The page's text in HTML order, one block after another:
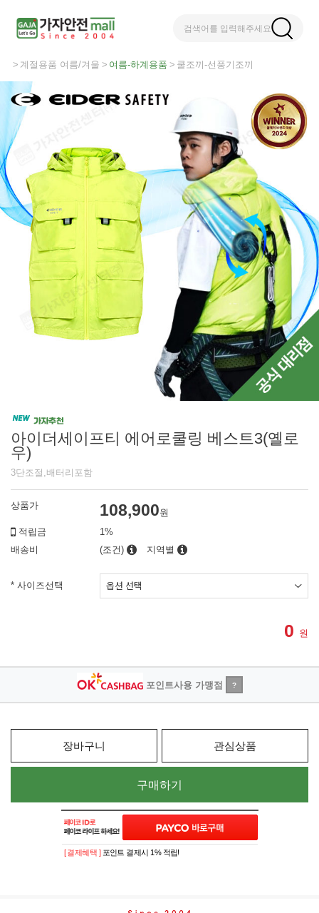
검색어를 입력해주세요
계절용품 여름/겨울 여름-하계용품 쿨조끼-선풍기조끼
아이더세이프티 에어로쿨링 베스트3(옐로
우)
3단조절,배터리포함
상품가 108,900원
적립금
1%
배송비
(조건) 지역별
* 사이즈선택
0 원
포인트사용 가맹점 ?
장바구니 관심상품
구매하기
[ 결제혜택 ] 포인트 결제시 1% 적립!